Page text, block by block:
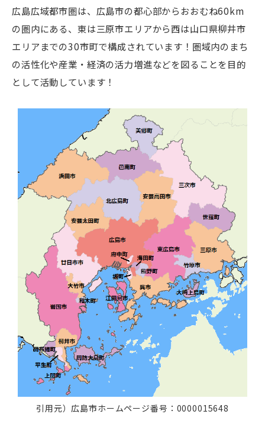
広島広域都市圏は、広島市の都心部からおおむね60km
の圏内にある、東は三原市エリアから西は山口県柳井市
エリアまでの30市町で構成されています！圏域内のまち
の活性化や産業・経済の活力増進などを図ることを目的
として活動しています！
引用元）広島市ホームページ番号：0000015648